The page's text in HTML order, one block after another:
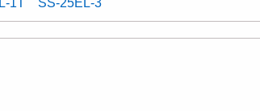
1T SS-25EL-3